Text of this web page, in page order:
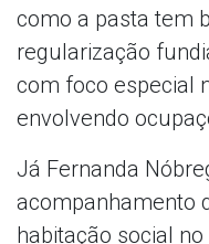
como a pasta tem
regularização
com foco especial
envolvendo
Já Fernanda
acompanhamento
habitação social